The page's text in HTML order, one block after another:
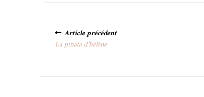
navigation
Article précédent
La pinata d’hélène